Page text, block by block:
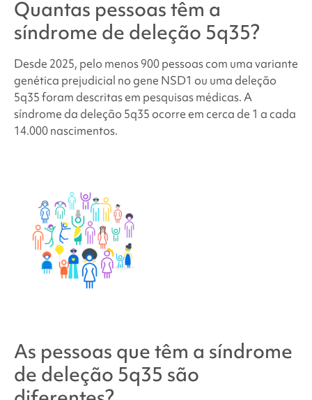
Quantas pessoas têm a
síndrome de deleção 5q35?
Desde 2025, pelo menos 900 pessoas com uma variante
genética prejudicial no gene NSD1 ou uma deleção
5q35 foram descritas em pesquisas médicas.A
síndrome da deleção 5q35 ocorre em cerca de 1 a cada
14.000 nascimentos.
As pessoas que têm a síndrome
de deleção 5q35 são